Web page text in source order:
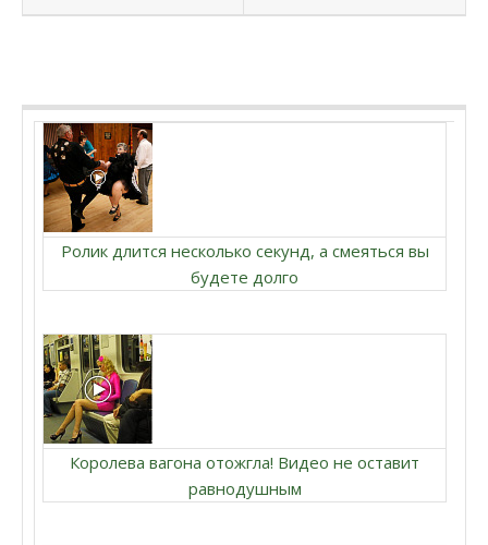
Ролик длится несколько секунд, а смеяться вы
будете долго
Королева вагона отожгла! Видео не оставит
равнодушным